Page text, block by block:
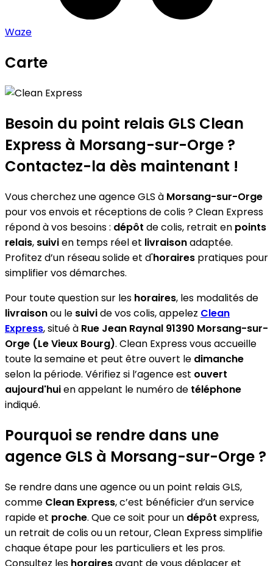
Waze
Carte
+
−
Besoin du point relais GLS Clean
Express à Morsang-sur-Orge ?
Contactez-la dès maintenant !
Vous cherchez une agence GLS à Morsang-sur-Orge
pour vos envois et réceptions de colis ? Clean Express
répond à vos besoins : dépôt de colis, retrait en points
relais, suivien temps réel et livraisonadaptée.
Profitez d’un réseau solide et d'horaires pratiques pour
simplifier vos démarches.
Pour toute question sur les horaires, les modalités de
livraisonou le suivide vos colis, appelez Clean
Express, situé à Rue Jean Raynal 91390 Morsang-sur-
Orge (Le Vieux Bourg). Clean Express vous accueille
toute la semaine et peut être ouvert le dimanche
selon la période. Vérifiez si l’agence est ouvert
aujourd'huien appelant le numéro de téléphone
indiqué.
Pourquoi se rendre dans une
agence GLS à Morsang-sur-Orge ?
Se rendre dans une agence ou un point relais GLS,
comme Clean Express, c’est bénéficier d’un service
rapide et proche. Que ce soit pour un dépôt express,
un retrait de colis ou un retour, Clean Express simplifie
chaque étape pour les particuliers et les pros.
Consultez les horairesavant de vous déplacer et